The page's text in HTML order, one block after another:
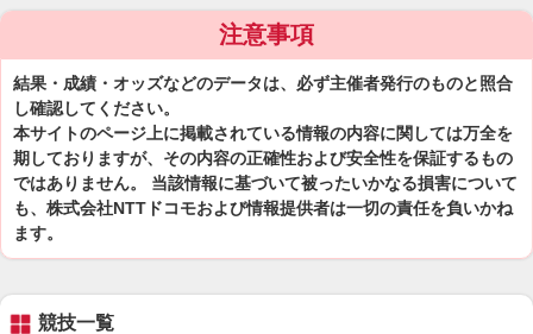
注意事項
結果・成績・オッズなどのデータは、必ず主催者発行のものと照合
し確認してください。
本サイトのページ上に掲載されている情報の内容に関しては万全を
期しておりますが、その内容の正確性および安全性を保証するもの
ではありません。 当該情報に基づいて被ったいかなる損害について
も、株式会社NTTドコモおよび情報提供者は一切の責任を負いかね
ます。
競技一覧